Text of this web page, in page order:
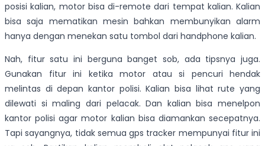
posisi kalian, motor bisa di-remote dari tempat kalian. Kalian
bisa saja mematikan mesin bahkan membunyikan alarm
hanya dengan menekan satu tombol dari handphone kalian.
Nah, fitur satu ini berguna banget sob, ada tipsnya juga.
Gunakan fitur ini ketika motor atau si pencuri hendak
melintas di depan kantor polisi. Kalian bisa lihat rute yang
dilewati si maling dari pelacak. Dan kalian bisa menelpon
kantor polisi agar motor kalian bisa diamankan secepatnya.
Tapi sayangnya, tidak semua gps tracker mempunyai fitur ini